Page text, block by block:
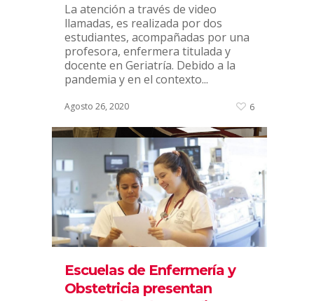
46 estudiantes se certifican
en la Escuela de Ayudantes
UANDES
By Administrador UANDES | Noticias
El Vicerrector de Alumnos y Alumni,
acto donde los alumnos recibieron
un certificado por haber
completado el plan de estudios de
La atención a través de video
llamadas, es realizada por dos
estudiantes, acompañadas por una
profesora, enfermera titulada y
docente en Geriatría. Debido a la
pandemia y en el contexto...
Agosto 26, 2020 6
Escuelas de Enfermería y
Obstetricia presentan